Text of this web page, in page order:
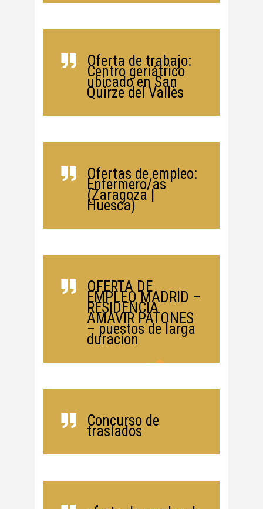
Oferta de trabajo:
Centro geriátrico
ubicado en San
Quirze del Vallès
Ofertas de empleo:
Enfermero/as
(Zaragoza |
Huesca)
OFERTA DE
EMPLEO MADRID –
RESIDENCIA
AMAVIR PATONES
– puestos de larga
duracion
Concurso de
traslados